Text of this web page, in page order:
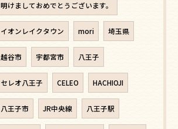
明けましておめでとうございます。
イオンレイクタウン mori 埼玉県
越谷市 宇都宮市 八王子
セレオ八王子 CELEO HACHIOJI
八王子市 JR中央線 八王子駅